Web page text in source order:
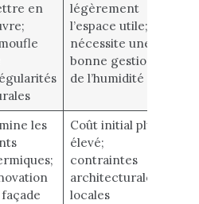
en
légèrement
l’espace utile;
nécessite une
bonne gestion
de l’humidité
les
Coût initial plus
élevé;
contraintes
architecturales
locales